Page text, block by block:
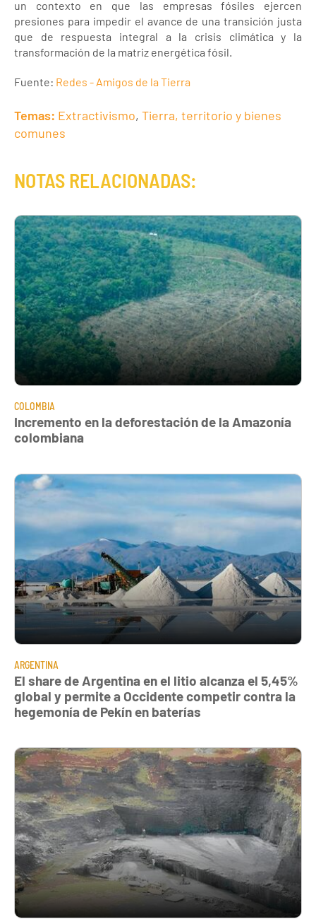
un contexto en que las empresas fósiles ejercen
presiones para impedir el avance de una transición justa
que de respuesta integral a la crisis climática y la
transformación de la matriz energética fósil.
Fuente: Redes - Amigos de la Tierra
Temas: Extractivismo, Tierra, territorio y bienes
comunes
NOTAS RELACIONADAS:
COLOMBIA
Incremento en la deforestación de la Amazonía
colombiana
ARGENTINA
El share de Argentina en el litio alcanza el 5,45%
global y permite a Occidente competir contra la
hegemonía de Pekín en baterías